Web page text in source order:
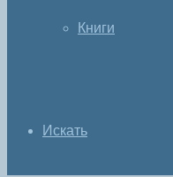
Книги
Искать